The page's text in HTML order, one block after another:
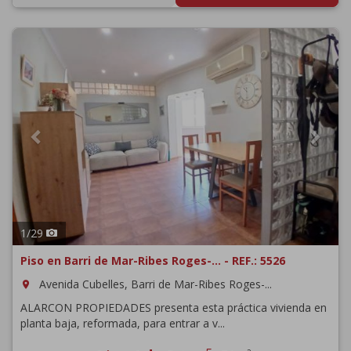
Previous Next
1/29
Piso en Barri de Mar-Ribes Roges-... - REF.: 5526
room
Avenida Cubelles, Barri de Mar-Ribes Roges-...
ALARCON PROPIEDADES presenta esta práctica vivienda en
planta baja, reformada, para entrar a v...